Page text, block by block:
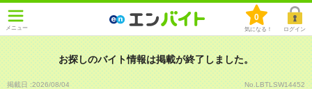
メニュー
0
気になる！ ログイン
お探しのバイト情報は掲載が終了しました。
掲載日 :2026/08/04 No.LBTLSW14452